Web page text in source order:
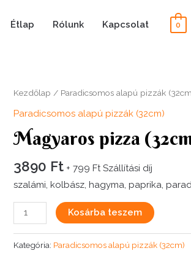
Étlap Rólunk Kapcsolat 0
Kezdőlap / Paradicsomos alapú pizzák
Paradicsomos alapú pizzák (32cm)
Magyaros pizza
3890 Ft + 799 Ft Szállítási díj
szalámi, kolbász, hagyma, paprika,
Magyaros
pizza
Kosárba teszem
Kategória: Paradicsomos alapú pizzák (32cm)